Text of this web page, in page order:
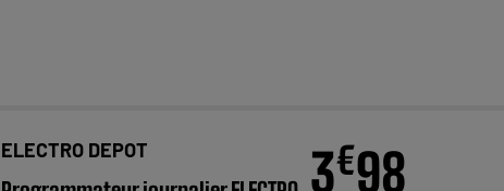
ELECTRO DEPOT 3€98